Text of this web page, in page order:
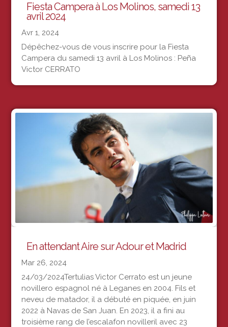
Fiesta Campera à Los Molinos, samedi 13
avril 2024
Avr 1, 2024
Dépêchez-vous de vous inscrire pour la Fiesta
Campera du samedi 13 avril à Los Molinos : Peña
Victor CERRATO
En attendant Aire sur Adour et Madrid
Mar 26, 2024
24/03/2024Tertulias Victor Cerrato est un jeune
novillero espagnol né à Leganes en 2004. Fils et
neveu de matador, il a débuté en piquée, en juin
2022 à Navas de San Juan. En 2023, il a fini au
troisième rang de l’escalafon novilleril avec 23